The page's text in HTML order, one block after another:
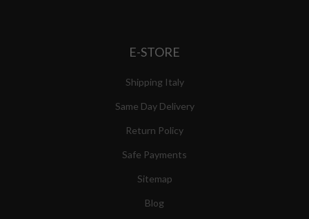
E-STORE
Shipping Italy
Same Day Delivery
Return Policy
Safe Payments
Sitemap
Blog